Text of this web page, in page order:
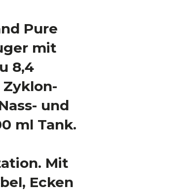
Pure
mit
8,4
Zyklon-
und
ml Tank.
Mit
Ecken